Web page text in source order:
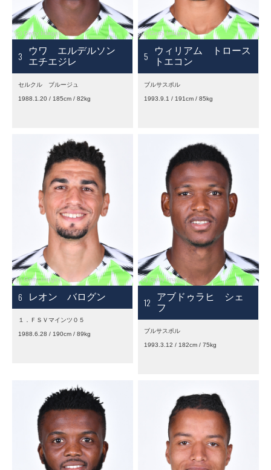
3
ウワ エルデルソン
エチエジレ
セルクル ブルージュ
1988.1.20 / 185cm / 82kg
5
ウィリアム トロース
トエコン
ブルサスポル
1993.9.1 / 191cm / 85kg
6 レオン バログン
１．ＦＳＶマインツ０５
1988.6.28 / 190cm / 89kg
12
アブドゥラヒ シェ
フ
ブルサスポル
1993.3.12 / 182cm / 75kg